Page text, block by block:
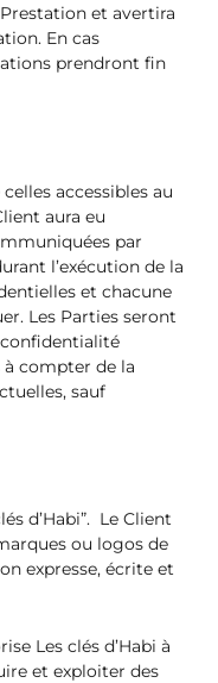
et avertira
En cas
prendront fin
accessibles au
aura eu
par
l’exécution de la
et chacune
Les Parties seront
à compter de la
sauf
d’Habi”. Le Client
ou logos de
expresse, écrite et
Les clés d’Habi à
et exploiter des